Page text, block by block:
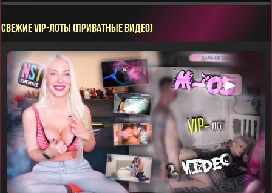
СВЕЖИЕ VIP-ЛОТЫ (ПРИВАТНЫЕ ВИДЕО)
▶